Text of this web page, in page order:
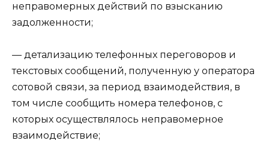
неправомерных действий по взысканию
задолженности;
— детализацию телефонных переговоров и
текстовых сообщений, полученную у оператора
сотовой связи, за период взаимодействия, в
том числе сообщить номера телефонов, с
которых осуществлялось неправомерное
взаимодействие;